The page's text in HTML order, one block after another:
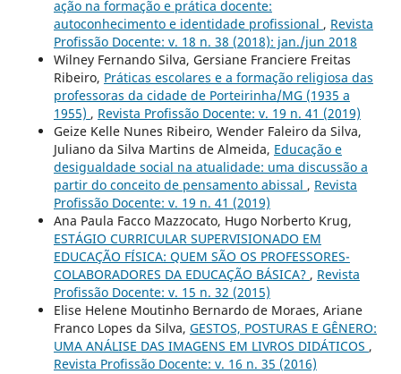
ação na formação e prática docente:
autoconhecimento e identidade profissional , Revista
Profissão Docente: v. 18 n. 38 (2018): jan./jun 2018
Wilney Fernando Silva, Gersiane Franciere Freitas
Ribeiro, Práticas escolares e a formação religiosa das
professoras da cidade de Porteirinha/MG (1935 a
1955) , Revista Profissão Docente: v. 19 n. 41 (2019)
Geize Kelle Nunes Ribeiro, Wender Faleiro da Silva,
Juliano da Silva Martins de Almeida, Educação e
desigualdade social na atualidade: uma discussão a
partir do conceito de pensamento abissal , Revista
Profissão Docente: v. 19 n. 41 (2019)
Ana Paula Facco Mazzocato, Hugo Norberto Krug,
ESTÁGIO CURRICULAR SUPERVISIONADO EM
EDUCAÇÃO FÍSICA: QUEM SÃO OS PROFESSORES-
COLABORADORES DA EDUCAÇÃO BÁSICA? , Revista
Profissão Docente: v. 15 n. 32 (2015)
Elise Helene Moutinho Bernardo de Moraes, Ariane
Franco Lopes da Silva, GESTOS, POSTURAS E GÊNERO:
UMA ANÁLISE DAS IMAGENS EM LIVROS DIDÁTICOS ,
Revista Profissão Docente: v. 16 n. 35 (2016)